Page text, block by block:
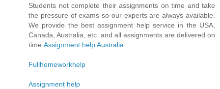
Students not complete their assignments on time and take
the pressure of exams so our experts are always available.
We provide the best assignment help service in the USA,
Canada, Australia, etc. and all assignments are delivered on
time. Assignment help Australia
Fullhomeworkhelp
Assignment help